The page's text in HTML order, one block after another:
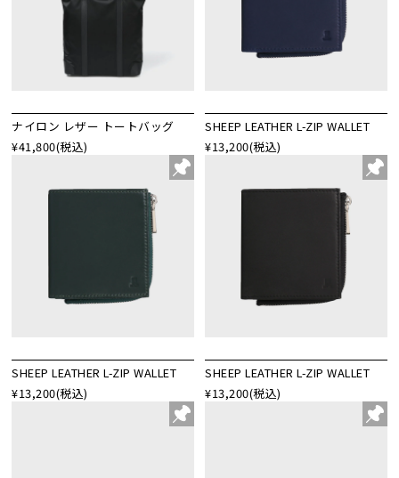
ナイロン レザー トートバッグ
¥41,800(税込)
SHEEP LEATHER L-ZIP WALLET
¥13,200(税込)
SHEEP LEATHER L-ZIP WALLET
¥13,200(税込)
SHEEP LEATHER L-ZIP WALLET
¥13,200(税込)